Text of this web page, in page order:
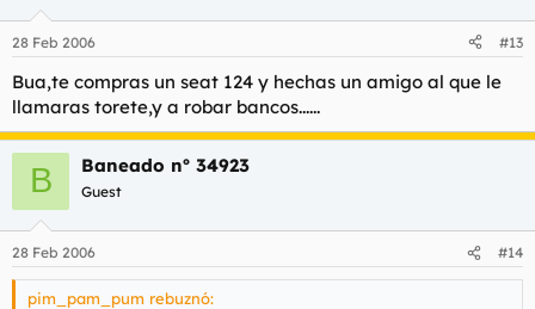
28 Feb 2006 #13
Bua,te compras un seat 124 y hechas un amigo al que le
llamaras torete,y a robar bancos......
B Baneado nº 34923
Guest
28 Feb 2006 #14
pim_pam_pum rebuznó: